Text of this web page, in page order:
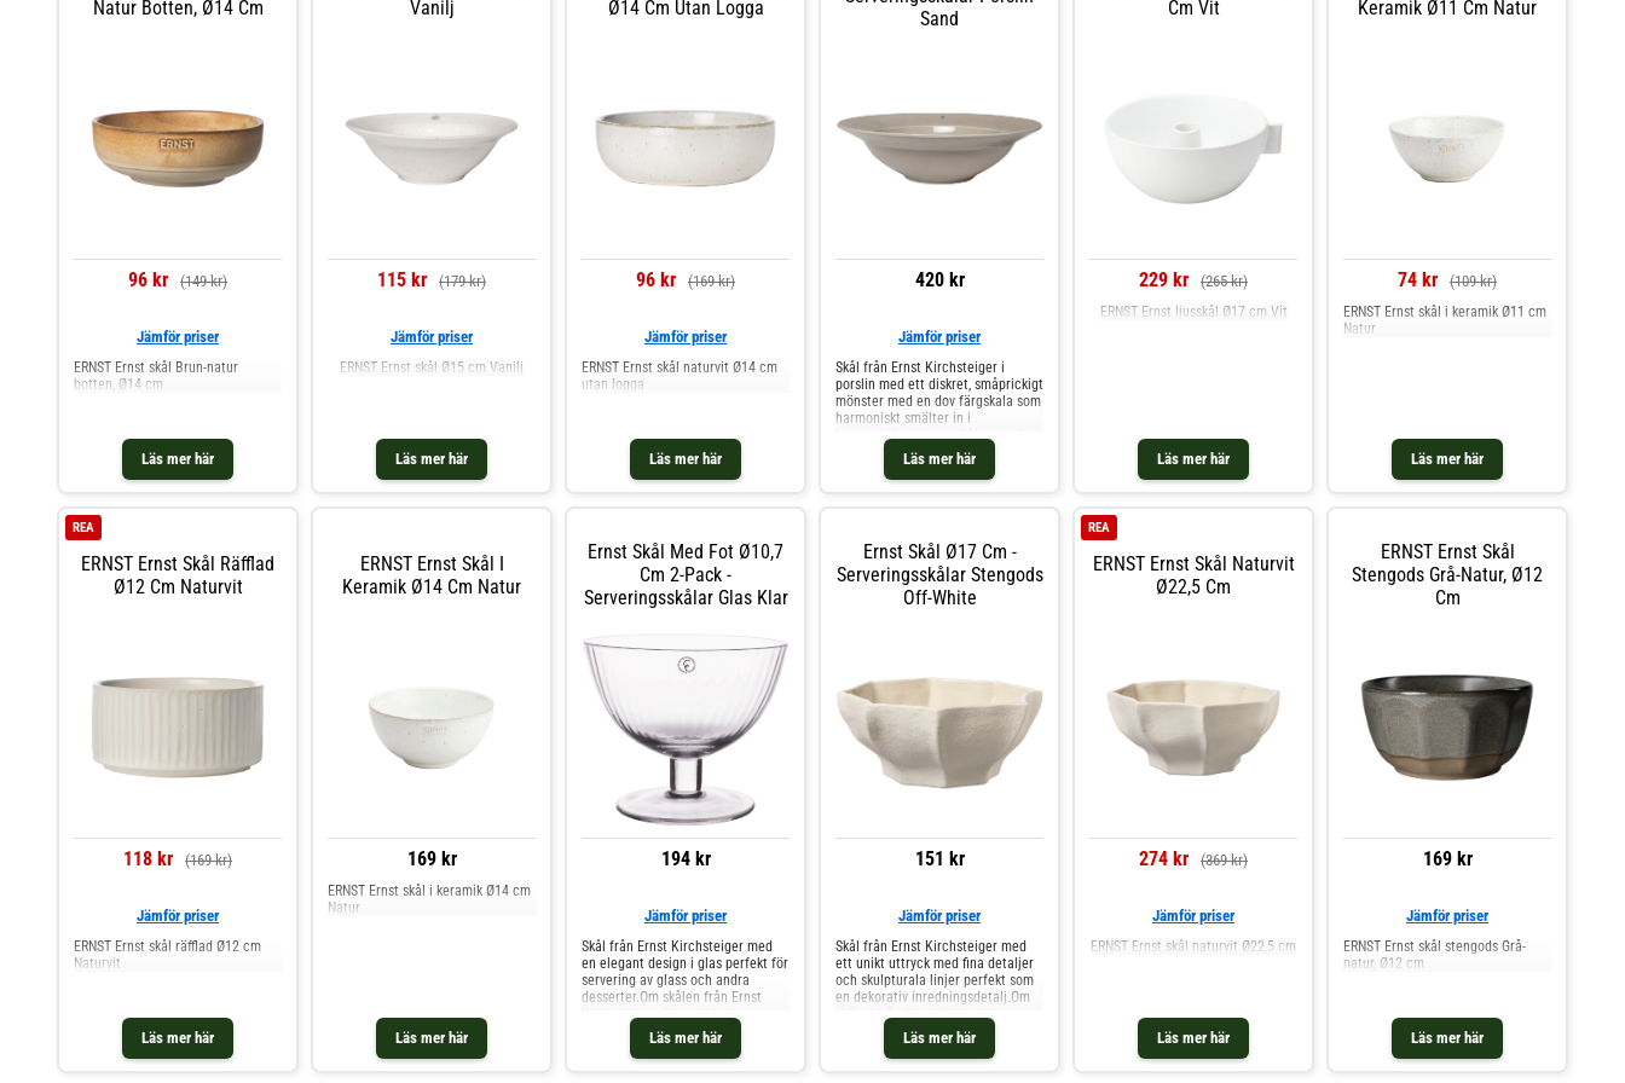
Natur Botten, Ø14 Cm
96 kr (149 kr)
Läs mer här
Jämför priser
ERNST Ernst skål Brun-natur
botten, Ø14 cm
Vanilj
115 kr (179 kr)
Läs mer här
Jämför priser
ERNST Ernst skål Ø15 cm Vanilj
Ø14 Cm Utan Logga
96 kr (169 kr)
Läs mer här
Jämför priser
ERNST Ernst skål naturvit Ø14 cm
utan logga
Sand
420 kr
Läs mer här
Jämför priser
Skål från Ernst Kirchsteiger i
porslin med ett diskret, småprickigt
mönster med en dov färgskala som
harmoniskt smälter in i
hemmet.Kombinera skålen med
andra delar från serien från Ernst
Kirchsteiger.Om skålen från Ernst
Kirchsteiger- Kombinera skålen
porslin.Skötselråd för skålen- Tål
diskmaskin. Shoppa
Serveringsskålar och mer Skålar &
Uppläggningsfat hos Royal Design.
Cm Vit
229 kr (265 kr)
Läs mer här
ERNST Ernst ljusskål Ø17 cm Vit
Keramik Ø11 Cm Natur
74 kr (109 kr)
Läs mer här
ERNST Ernst skål i keramik Ø11 cm
Natur
ERNST Ernst Skål Räfflad
Ø12 Cm Naturvit
REA
118 kr (169 kr)
Läs mer här
Jämför priser
ERNST Ernst skål räfflad Ø12 cm
Naturvit
ERNST Ernst Skål I
Keramik Ø14 Cm Natur
169 kr
Läs mer här
ERNST Ernst skål i keramik Ø14 cm
Natur
Ernst Skål Med Fot Ø10,7
Cm 2-Pack -
Serveringsskålar Glas Klar
194 kr
Läs mer här
Jämför priser
Skål från Ernst Kirchsteiger med
en elegant design i glas perfekt för
servering av glass och andra
desserter.Om skålen från Ernst
Kirchsteiger- Elegant design.
Shoppa Serveringsskålar och mer
Skålar & Uppläggningsfat hos Royal
Ernst Skål Ø17 Cm -
Serveringsskålar Stengods
Off-White
151 kr
Läs mer här
Jämför priser
Skål från Ernst Kirchsteiger med
ett unikt uttryck med fina detaljer
och skulpturala linjer perfekt som
en dekorativ inredningsdetalj.Om
skålen från Ernst Kirchsteiger-
Uppskattas för den originella
designen.- Gjord av stengods.
Shoppa Serveringsskålar och mer
ERNST Ernst Skål Naturvit
Ø22,5 Cm
REA
274 kr (369 kr)
Läs mer här
Jämför priser
ERNST Ernst skål naturvit Ø22,5 cm
ERNST Ernst Skål
Stengods Grå-Natur, Ø12
Cm
169 kr
Läs mer här
Jämför priser
ERNST Ernst skål stengods Grå-
natur, Ø12 cm